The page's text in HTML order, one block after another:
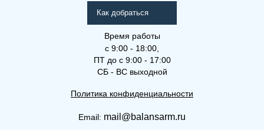
Как добраться
Время работы
с 9:00 - 18:00,
ПТ до с 9:00 - 17:00
СБ - ВС выходной
Политика конфиденциальности
Email: mail@balansarm.ru